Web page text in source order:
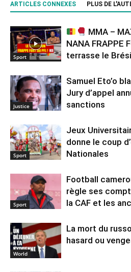
ARTICLES CONNEXES PLUS DE
Sport
MMA –
NANA FRAPPE
terrasse le
Justice
Samuel Eto’o
Jury d’appel
sanctions
Sport
Jeux
donne le coup
Nationales
Sport
Football
règle ses
la CAF et les
World
La mort du
hasard ou